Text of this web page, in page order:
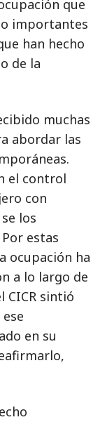
que
importantes
han hecho
de la
muchas
abordar las
el control
con
los
estas
ocupación ha
a lo largo de
CICR sintió
en su